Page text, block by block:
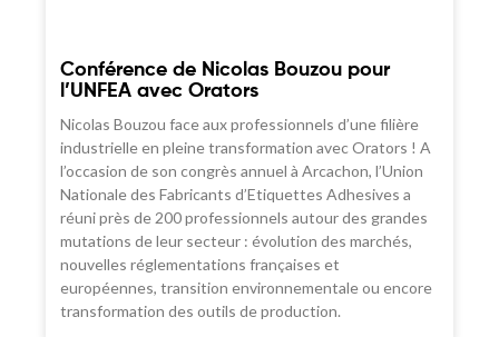
Conférence de Nicolas Bouzou pour
l’UNFEA avec Orators
Nicolas Bouzou face aux professionnels d’une filière
industrielle en pleine transformation avec Orators ! A
l’occasion de son congrès annuel à Arcachon, l’Union
Nationale des Fabricants d’Etiquettes Adhesives a
réuni près de 200 professionnels autour des grandes
mutations de leur secteur : évolution des marchés,
nouvelles réglementations françaises et
européennes, transition environnementale ou encore
transformation des outils de production.